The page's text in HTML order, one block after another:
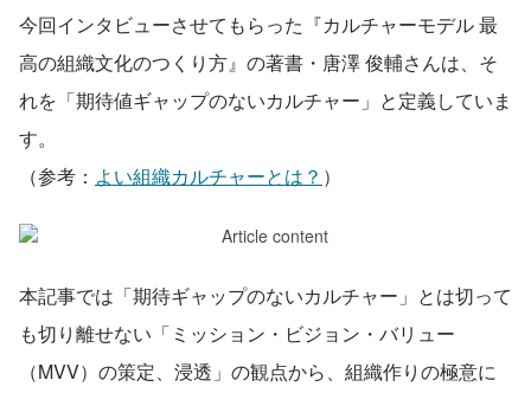
今回インタビューさせてもらった『カルチャーモデル 最
高の組織文化のつくり方』の著書・唐澤 俊輔さんは、そ
れを「期待値ギャップのないカルチャー」と定義していま
す。
（参考： よい組織カルチャーとは？ ）
本記事では「期待ギャップのないカルチャー」とは切って
も切り離せない「ミッション・ビジョン・バリュー
（MVV）の策定、浸透」の観点から、組織作りの極意に